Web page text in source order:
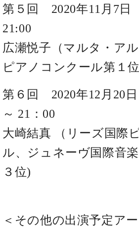
ナ
ル
フ
ト
ラ
デ
ョ
マ
王
・
術
業
ン
タ
ス
ッ
フ
ご
術
第５回 2020年11月7日
21:00
広瀬悦子（マルタ・ア
ピアノコンクール第１位
第６回 2020年12月20日
～ 21：00
大崎結真 （リーズ国際
ル、ジュネーヴ国際音
３位)
＜その他の出演予定ア